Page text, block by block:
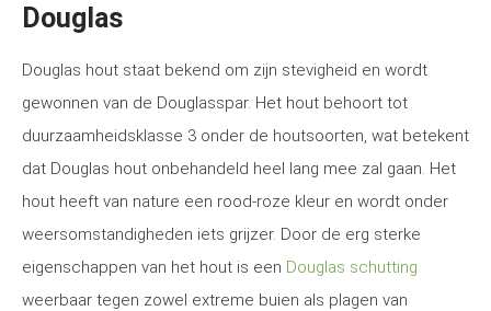
Douglas
Douglas hout staat bekend om zijn stevigheid en wordt
gewonnen van de Douglasspar. Het hout behoort tot
duurzaamheidsklasse 3 onder de houtsoorten, wat betekent
dat Douglas hout onbehandeld heel lang mee zal gaan. Het
hout heeft van nature een rood-roze kleur en wordt onder
weersomstandigheden iets grijzer. Door de erg sterke
eigenschappen van het hout is een Douglas schutting
weerbaar tegen zowel extreme buien als plagen van